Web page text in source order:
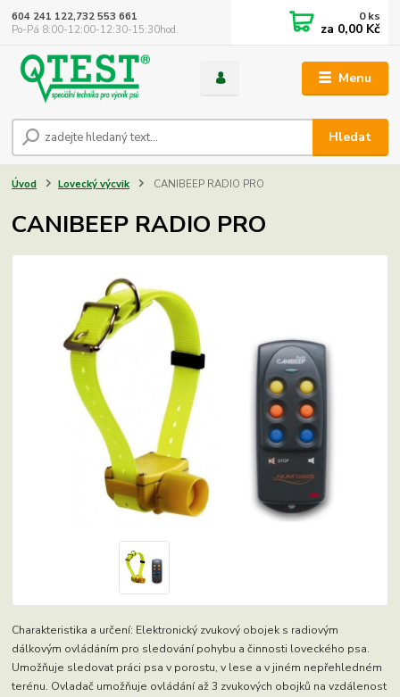
Menu
Hledat
604 241 122,732 553 661
Po-Pá 8:00-12:00-12:30-15:30hod.
0ks
za 0,00 Kč
Úvod Lovecký výcvik CANIBEEP RADIO PRO
CANIBEEP RADIO PRO
Charakteristika a určení: Elektronický zvukový obojek s radiovým
dálkovým ovládáním pro sledování pohybu a činnosti loveckého psa.
Umožňuje sledovat práci psa v porostu, v lese a v jiném nepřehledném
terénu. Ovladač umožňuje ovládání až 3 zvukových obojků na vzdálenost